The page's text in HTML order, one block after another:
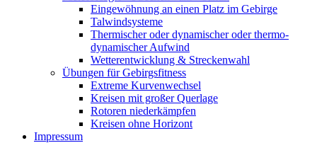
Eingewöhnung an einen Platz im Gebirge
Talwindsysteme
Thermischer oder dynamischer oder thermo-
dynamischer Aufwind
Wetterentwicklung & Streckenwahl
Übungen für Gebirgsfitness
Extreme Kurvenwechsel
Kreisen mit großer Querlage
Rotoren niederkämpfen
Kreisen ohne Horizont
Impressum